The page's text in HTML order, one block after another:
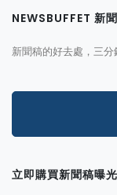
NEWSBUFFET 新
新聞稿的好去處，三
立即購買新聞稿曝光